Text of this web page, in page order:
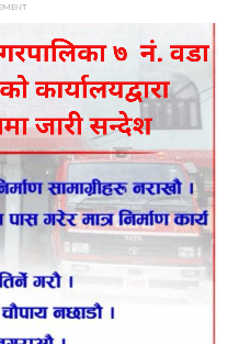
उम्मेदवारी दिएको बताउनु
निरन्तर योगदानको मूल्यांकन
सम्पूर्ण आम उपभोक्ता समक्ष
प्रतिस्थापन गरि
सो का लागि सहयोग र अनुदान
सबैमा एक घर एक धारा अनिबार्य
नगर र वार्डमा
व्यवस्था गर्ने ,पुरानो ट्यांकी
,प्रबिधिमैत्री सस्था